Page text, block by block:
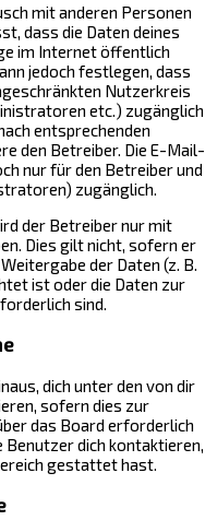
mit anderen Personen
dass die Daten deines
im Internet öffentlich
jedoch festlegen, dass
Nutzerkreis
etc.) zugänglich
entsprechenden
den Betreiber. Die E-Mail-
nur für den Betreiber und
zugänglich.
der Betreiber nur mit
Dies gilt nicht, sofern er
der Daten (z. B.
ist oder die Daten zur
sind.
dich unter den von dir
sofern dies zur
das Board erforderlich
Benutzer dich kontaktieren,
gestattet hast.